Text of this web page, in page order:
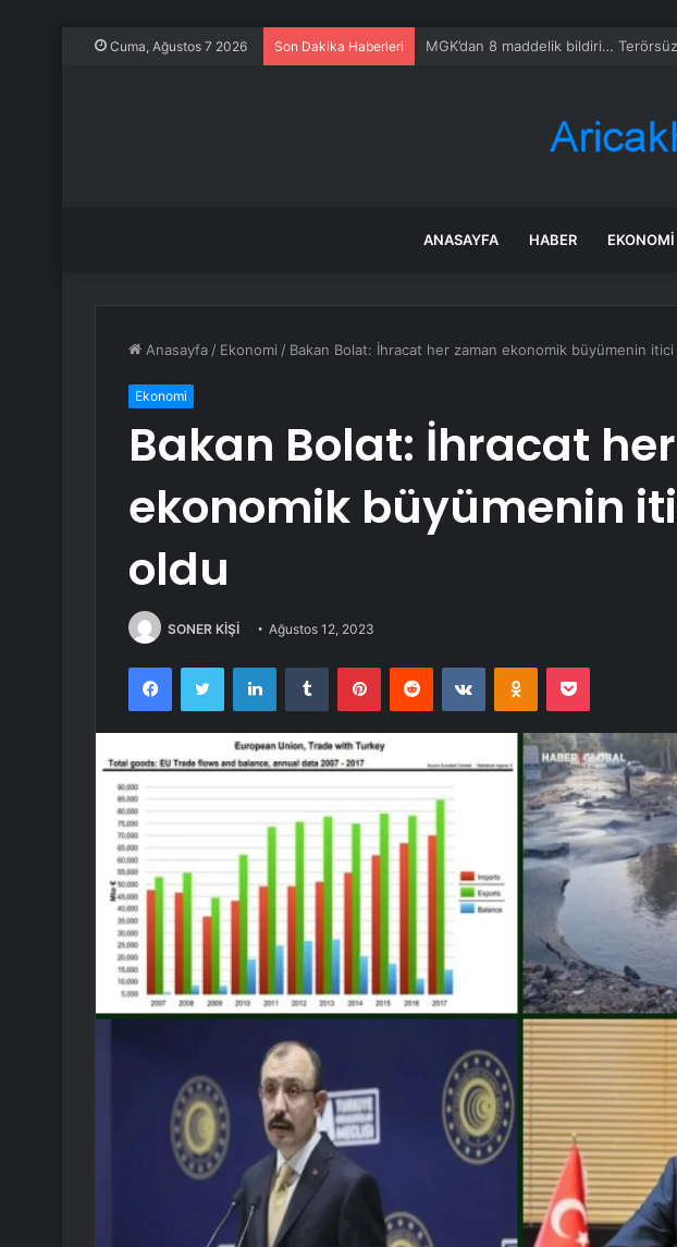
Cuma, Ağustos 7 2026 Son Dakika Haberleri Bursa BUSKİ su kesintisi! 22-23
ANASAYFA HABER EKONOMI
Anasayfa / Ekonomi / Bakan Bolat: İhracat her zaman ekonomik büyümenin
Ekonomi
Bakan Bolat: İhracat
ekonomik büyümenin
oldu
SONER KİŞİ Ağustos 12, 2023
FacebookTwitter LinkedInTumblr PinterestReddit VKontakteOdnoklassniki
Pocket